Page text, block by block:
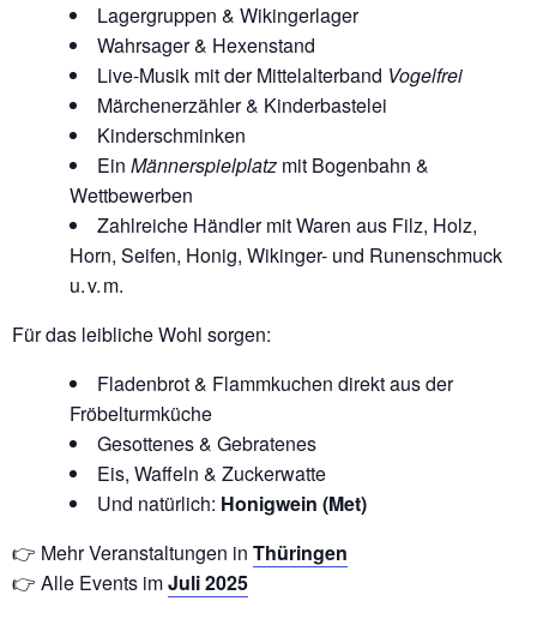
Lagergruppen & Wikingerlager
Wahrsager & Hexenstand
Live-Musik mit der Mittelalterband Vogelfrei
Märchenerzähler & Kinderbastelei
Kinderschminken
Ein Männerspielplatz mit Bogenbahn &
Wettbewerben
Zahlreiche Händler mit Waren aus Filz, Holz,
Horn, Seifen, Honig, Wikinger- und Runenschmuck
u. v. m.
Für das leibliche Wohl sorgen:
Fladenbrot & Flammkuchen direkt aus der
Fröbelturmküche
Gesottenes & Gebratenes
Eis, Waffeln & Zuckerwatte
Und natürlich: Honigwein (Met)
👉 Mehr Veranstaltungen in Thüringen
👉 Alle Events imJuli 2025